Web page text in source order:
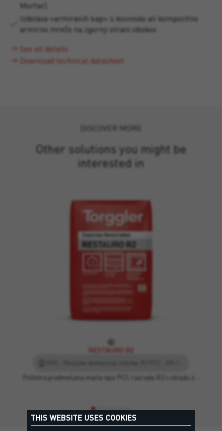
Mortar).
Izdelava »armiranih kap« s kovinsko ali kompozitno
armirno mrežo na zgornji strani obokov.
See all details
Download technical datasheet
DISCOVER MORE
Other solutions you might be
interested in
RESTAURO R2
Polhitra predmešana malta tipa PCC razreda R2 v skladu z…
THIS WEBSITE USES COOKIES